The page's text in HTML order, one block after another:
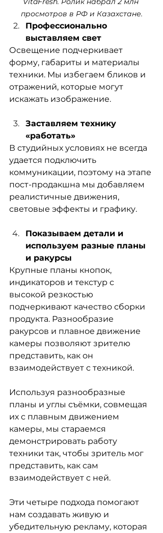
просмотров в РФ и Казахстане.
Профессионально
выставляем свет
Освещение подчеркивает
форму, габариты и материалы
техники. Мы избегаем бликов и
отражений, которые могут
искажать изображение.
Заставляем технику
«работать»
В студийных условиях не всегда
удается подключить
коммуникации, поэтому на этапе
пост-продакшна мы добавляем
реалистичные движения,
световые эффекты и графику.
Показываем детали и
используем разные планы
и ракурсы
Крупные планы кнопок,
индикаторов и текстур с
высокой резкостью
подчеркивают качество сборки
продукта. Разнообразие
ракурсов и плавное движение
камеры позволяют зрителю
представить, как он
взаимодействует с техникой.
Используя разнообразные
планы и углы съёмки, совмещая
их с плавным движением
камеры, мы стараемся
демонстрировать работу
техники так, чтобы зритель мог
представить, как сам
взаимодействует с ней.
Эти четыре подхода помогают
нам создавать живую и
убедительную рекламу, которая